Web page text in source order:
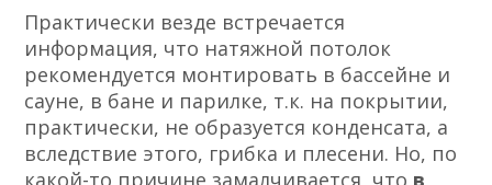
Практически везде встречается
информация, что натяжной потолок
рекомендуется монтировать в бассейне и
сауне, в бане и парилке, т.к. на покрытии,
практически, не образуется конденсата, а
вследствие этого, грибка и плесени. Но, по
какой-то причине замалчивается, что в